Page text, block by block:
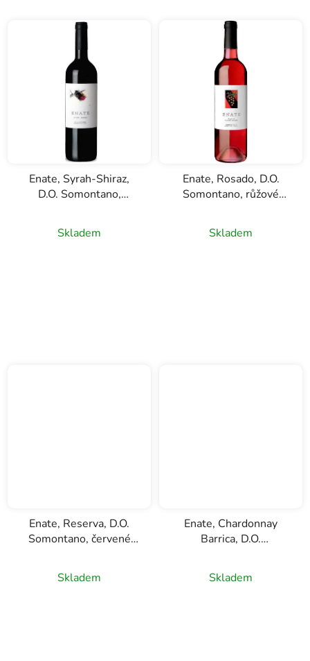
Enate, Syrah-Shiraz,
D.O. Somontano,
Skladem
Enate, Rosado, D.O.
Somontano, růžové
Skladem
Enate, Reserva, D.O.
Somontano, červené
Skladem
Enate, Chardonnay
Barrica, D.O.
0,75l
Skladem